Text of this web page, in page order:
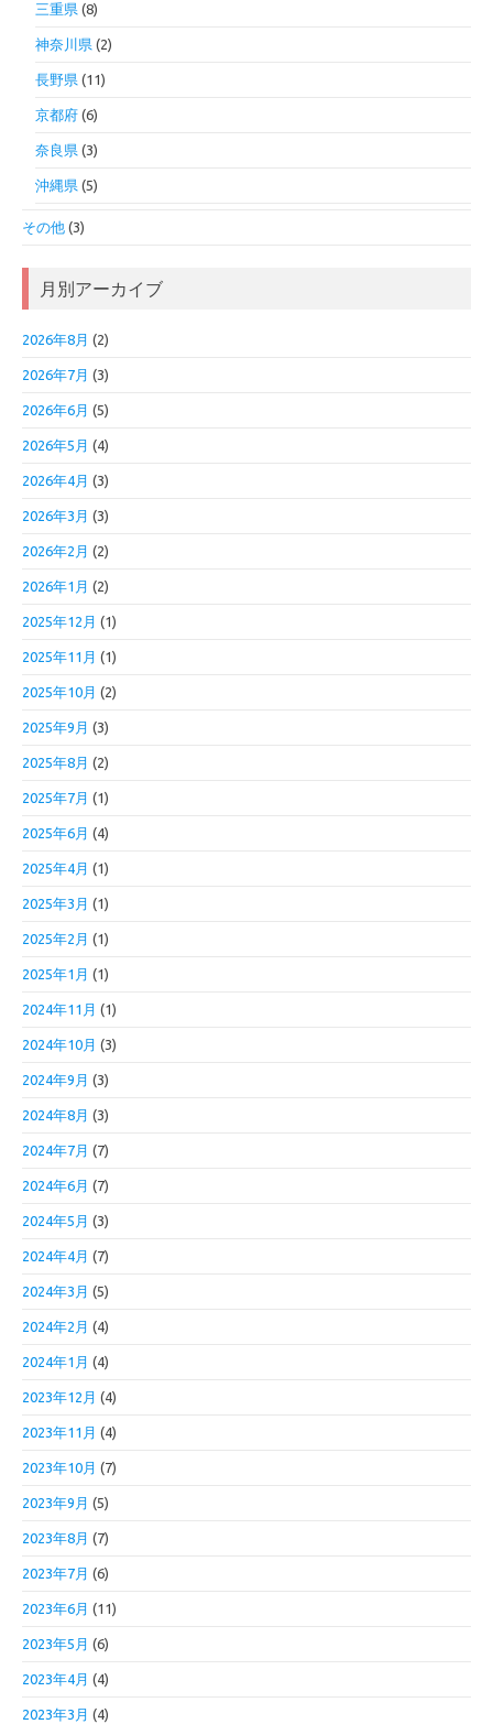
三重県 (8)
神奈川県 (2)
長野県 (11)
京都府 (6)
奈良県 (3)
沖縄県 (5)
その他 (3)
月別アーカイブ
2026年8月 (2)
2026年7月 (3)
2026年6月 (5)
2026年5月 (4)
2026年4月 (3)
2026年3月 (3)
2026年2月 (2)
2026年1月 (2)
2025年12月 (1)
2025年11月 (1)
2025年10月 (2)
2025年9月 (3)
2025年8月 (2)
2025年7月 (1)
2025年6月 (4)
2025年4月 (1)
2025年3月 (1)
2025年2月 (1)
2025年1月 (1)
2024年11月 (1)
2024年10月 (3)
2024年9月 (3)
2024年8月 (3)
2024年7月 (7)
2024年6月 (7)
2024年5月 (3)
2024年4月 (7)
2024年3月 (5)
2024年2月 (4)
2024年1月 (4)
2023年12月 (4)
2023年11月 (4)
2023年10月 (7)
2023年9月 (5)
2023年8月 (7)
2023年7月 (6)
2023年6月 (11)
2023年5月 (6)
2023年4月 (4)
2023年3月 (4)